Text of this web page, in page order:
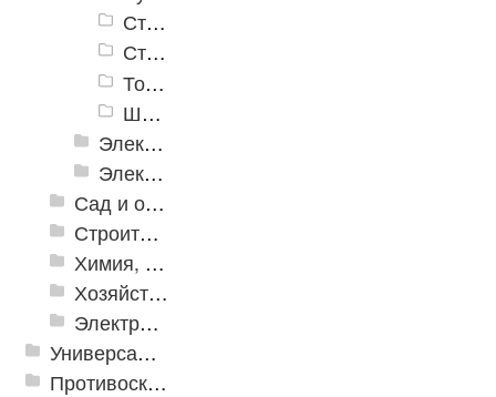
Стамески, резцы
Стусла
Топоры, колуны
Шарнирно-губцевые инструменты
Электромонтажный инструмент
Электронные измерительные инструменты
Сад и огород
Строительная Химия и принадлежности
Химия, крепеж, СИЗ
Хозяйственные принадлежности
Электрика и свет
Универсальные модульные покрытия
Противоскользящая защита для лестниц, профили, ленты